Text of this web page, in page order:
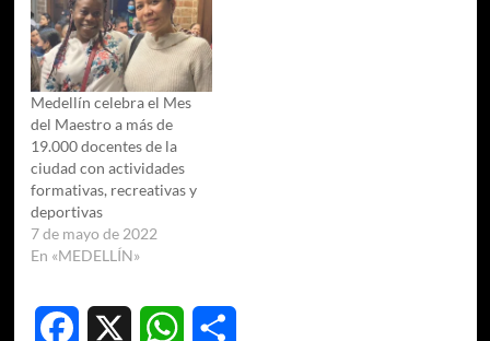
Medellín celebra el Mes
del Maestro a más de
19.000 docentes de la
ciudad con actividades
formativas, recreativas y
deportivas
7 de mayo de 2022
En «MEDELLÍN»
Facebook WhatsApp